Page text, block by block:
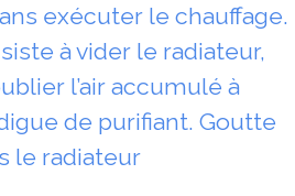
exécuter le chauffage.
à vider le radiateur,
l’air accumulé à
de purifiant. Goutte
le radiateur